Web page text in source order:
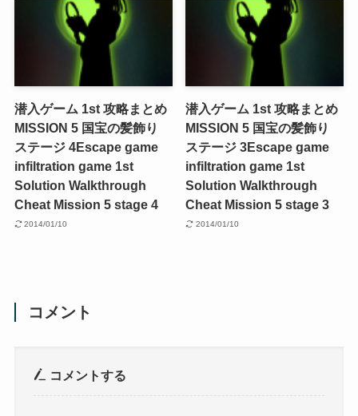
潜入ゲーム 1st 攻略まとめ
MISSION 5 国宝の髪飾り
ステージ 4Escape game
infiltration game 1st
Solution Walkthrough
Cheat Mission 5 stage 4
2014/01/10
潜入ゲーム 1st 攻略まとめ
MISSION 5 国宝の髪飾り
ステージ 3Escape game
infiltration game 1st
Solution Walkthrough
Cheat Mission 5 stage 3
2014/01/10
コメント
コメントする